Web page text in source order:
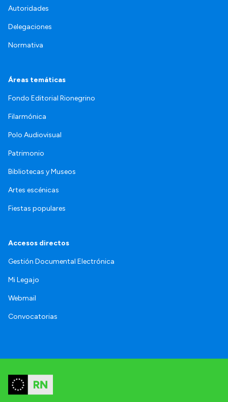
Autoridades
Delegaciones
Normativa
Áreas temáticas
Fondo Editorial Rionegrino
Filarmónica
Polo Audiovisual
Patrimonio
Bibliotecas y Museos
Artes escénicas
Fiestas populares
Accesos directos
Gestión Documental Electrónica
Mi Legajo
Webmail
Convocatorias